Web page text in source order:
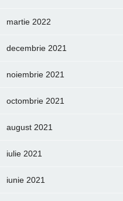
martie 2022
decembrie 2021
noiembrie 2021
octombrie 2021
august 2021
iulie 2021
iunie 2021